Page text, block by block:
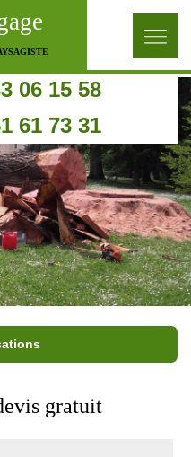
06 15 58
61 73 31
gratuit